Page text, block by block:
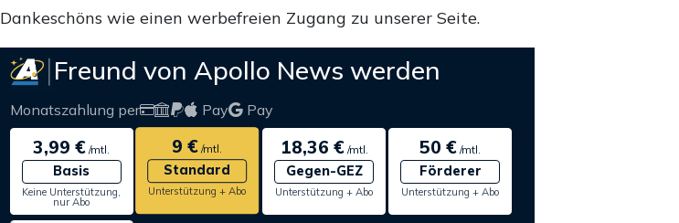
Dankeschöns wie einen werbefreien Zugang zu unserer Seite.
Freund von Apollo News werden
Monatszahlung per Pay Pay
3,99 € /mtl.
Basis
Keine Unterstützung,
nur Abo
9 € /mtl.
Standard
Unterstützung + Abo
18,36 €/mtl.
Gegen-GEZ
Unterstützung + Abo
50 € /mtl.
Förderer
Unterstützung + Abo